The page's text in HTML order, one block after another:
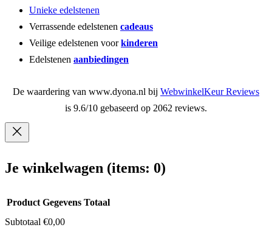
Unieke edelstenen
Verrassende edelstenen cadeaus
Veilige edelstenen voorkinderen
Edelstenen aanbiedingen
De waardering van www.dyona.nl bij WebwinkelKeur Reviews
is 9.6/10 gebaseerd op 2062 reviews.
Je winkelwagen (items: 0)
Product Gegevens Totaal
Subtotaal €0,00